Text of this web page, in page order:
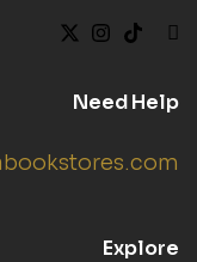
Need Help
Explore